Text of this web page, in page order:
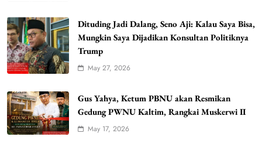
Dituding Jadi Dalang, Seno Aji: Kalau Saya Bisa,
Mungkin Saya Dijadikan Konsultan Politiknya
Trump
May 27, 2026
Gus Yahya, Ketum PBNU akan Resmikan
Gedung PWNU Kaltim, Rangkai Muskerwi II
May 17, 2026